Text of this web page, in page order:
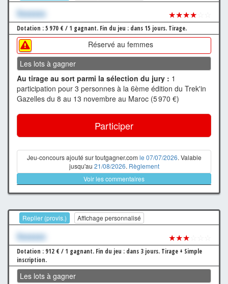
Xxxxxxx ★★★★
Dotation : 5 970 € / 1 gagnant. Fin du jeu : dans 15 jours. Tirage.
Réservé au femmes
Les lots à gagner
Au tirage au sort parmi la sélection du jury : 1
participation pour 3 personnes à la 6ème édition du Trek'in
Gazelles du 8 au 13 novembre au Maroc (5 970 €)
Participer
Jeu-concours ajouté sur toutgagner.com le 07/07/2026. Valable
jusqu'au 21/08/2026. Règlement
Voir les commentaires
Replier (provis.) Affichage personnalisé
Xxxxxxx ★★★
Dotation : 912 € / 1 gagnant. Fin du jeu : dans 3 jours. Tirage + Simple
inscription.
Les lots à gagner